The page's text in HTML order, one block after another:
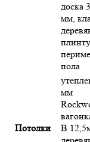
доска
мм,
пола
Потолки
мм
В